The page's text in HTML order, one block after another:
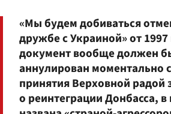
«Мы будем добиваться
дружбе с Украиной» от 1997
документ вообще должен
аннулирован моментально
принятия Верховной радой
о реинтеграции Донбасса,